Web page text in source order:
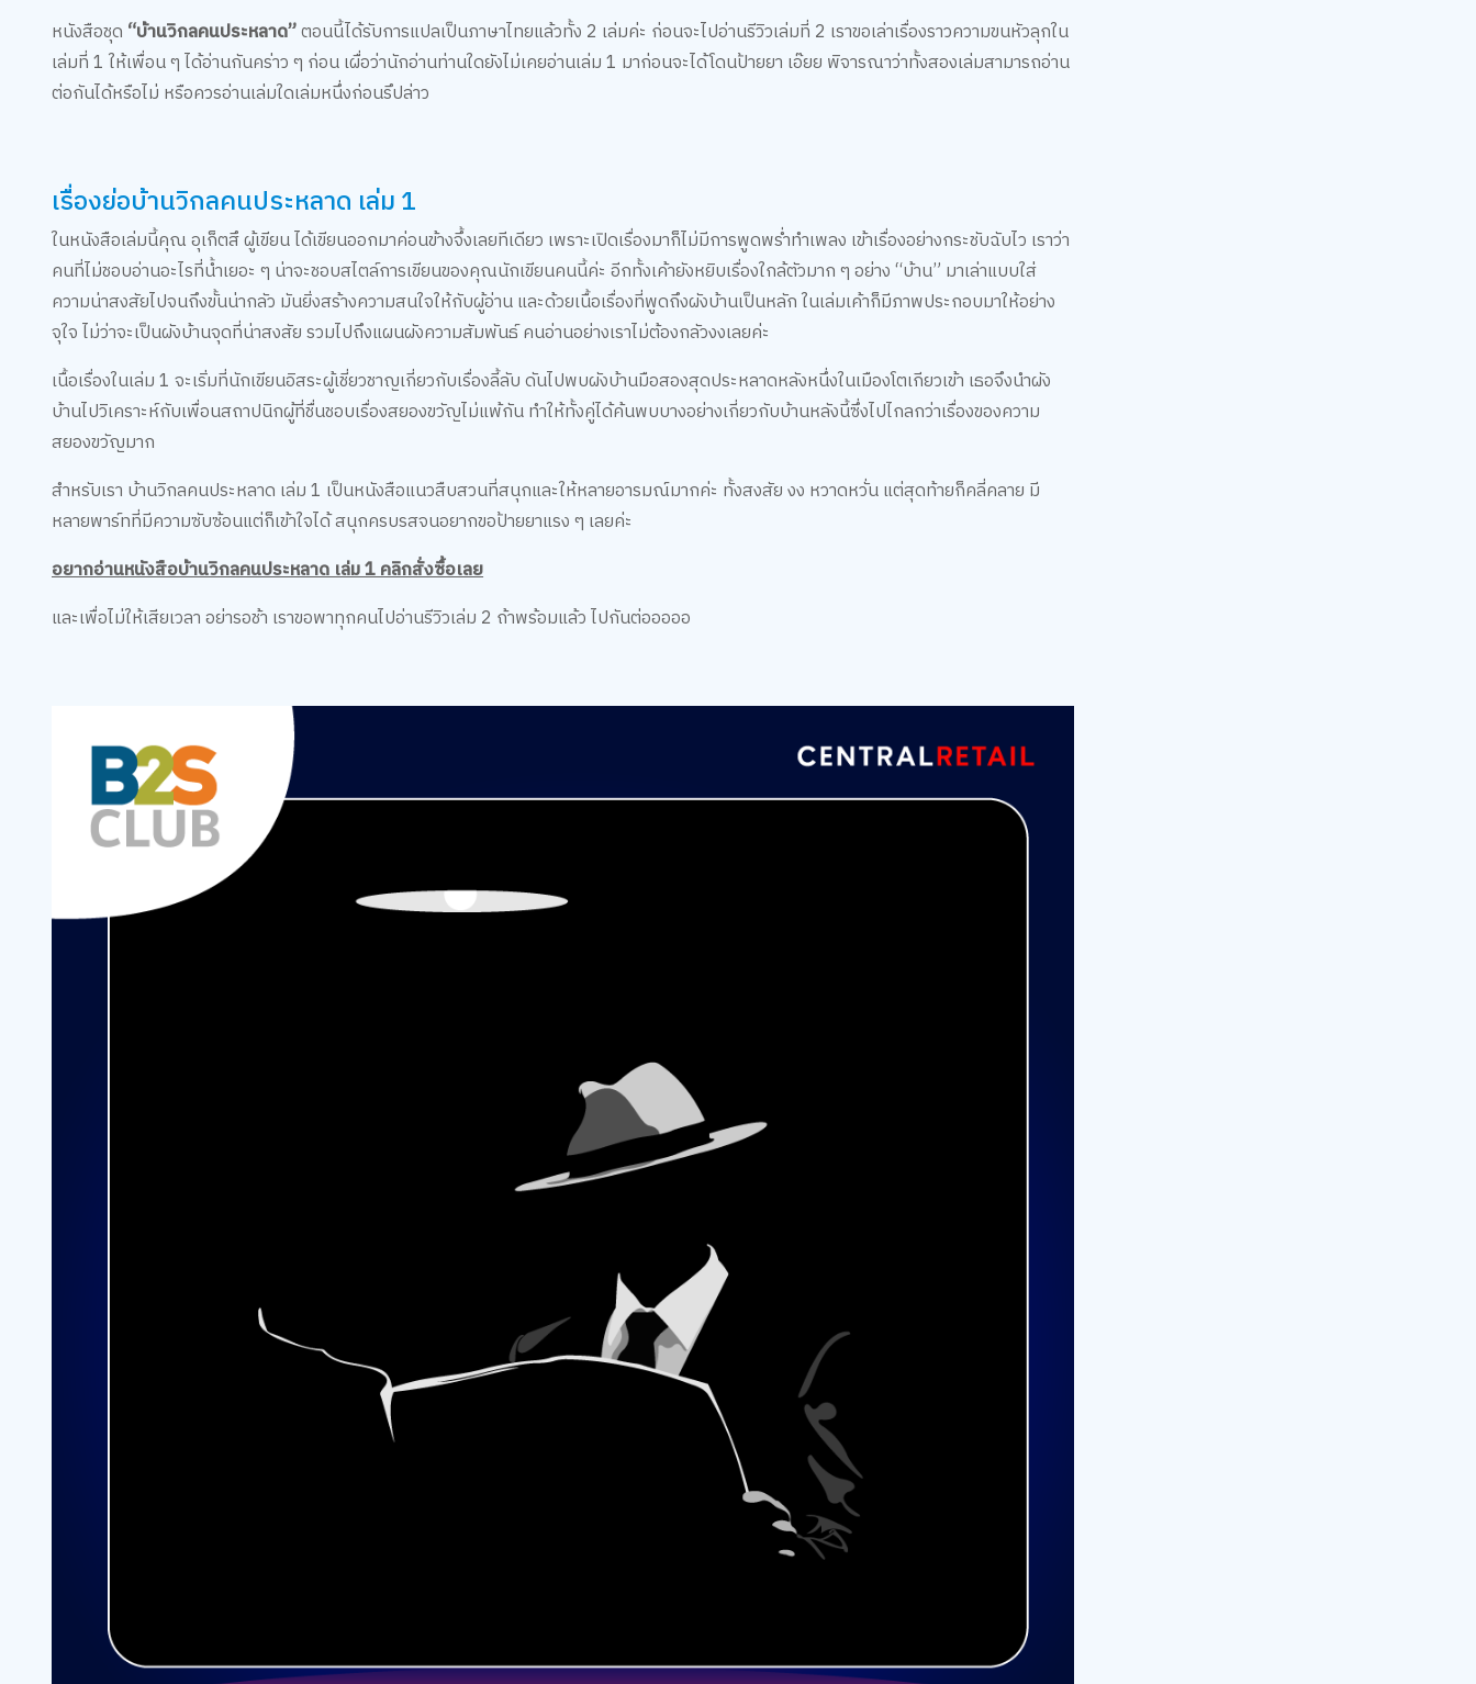
หนังสือชุด “บ้านวิกลคนประหลาด”ตอนนี้ได้รับการแปลเป็นภาษาไทยแล้วทั้ง 2 เล่มค่ะ ก่อนจะไปอ่านรีวิวเล่มที่ 2 เราขอเล่าเรื่องราวความขนหัวลุกใน
เล่มที่ 1 ให้เพื่อน ๆ ได้อ่านกันคร่าว ๆ ก่อน เผื่อว่านักอ่านท่านใดยังไม่เคยอ่านเล่ม 1 มาก่อนจะได้โดนป้ายยา เอ๊ยย พิจารณาว่าทั้งสองเล่มสามารถอ่าน
ต่อกันได้หรือไม่ หรือควรอ่านเล่มใดเล่มหนึ่งก่อนรึปล่าว
เรื่องย่อบ้านวิกลคนประหลาด เล่ม 1
ในหนังสือเล่มนี้คุณ อุเก็ตสึ ผู้เขียน ได้เขียนออกมาค่อนข้างจึ้งเลยทีเดียว เพราะเปิดเรื่องมาก็ไม่มีการพูดพร่ำทำเพลง เข้าเรื่องอย่างกระชับฉับไว เราว่า
คนที่ไม่ชอบอ่านอะไรที่น้ำเยอะ ๆ น่าจะชอบสไตล์การเขียนของคุณนักเขียนคนนี้ค่ะ อีกทั้งเค้ายังหยิบเรื่องใกล้ตัวมาก ๆ อย่าง “บ้าน” มาเล่าแบบใส่
ความน่าสงสัยไปจนถึงขั้นน่ากลัว มันยิ่งสร้างความสนใจให้กับผู้อ่าน และด้วยเนื้อเรื่องที่พูดถึงผังบ้านเป็นหลัก ในเล่มเค้าก็มีภาพประกอบมาให้อย่าง
จุใจ ไม่ว่าจะเป็นผังบ้านจุดที่น่าสงสัย รวมไปถึงแผนผังความสัมพันธ์ คนอ่านอย่างเราไม่ต้องกลัวงงเลยค่ะ
เนื้อเรื่องในเล่ม 1 จะเริ่มที่นักเขียนอิสระผู้เชี่ยวชาญเกี่ยวกับเรื่องลี้ลับ ดันไปพบผังบ้านมือสองสุดประหลาดหลังหนึ่งในเมืองโตเกียวเข้า เธอจึงนำผัง
บ้านไปวิเคราะห์กับเพื่อนสถาปนิกผู้ที่ชื่นชอบเรื่องสยองขวัญไม่แพ้กัน ทำให้ทั้งคู่ได้ค้นพบบางอย่างเกี่ยวกับบ้านหลังนี้ซึ่งไปไกลกว่าเรื่องของความ
สยองขวัญมาก
สำหรับเรา บ้านวิกลคนประหลาด เล่ม 1 เป็นหนังสือแนวสืบสวนที่สนุกและให้หลายอารมณ์มากค่ะ ทั้งสงสัย งง หวาดหวั่น แต่สุดท้ายก็คลี่คลาย มี
หลายพาร์ทที่มีความซับซ้อนแต่ก็เข้าใจได้ สนุกครบรสจนอยากขอป้ายยาแรง ๆ เลยค่ะ
อยากอ่านหนังสือบ้านวิกลคนประหลาด เล่ม 1 คลิกสั่งซื้อเลย
และเพื่อไม่ให้เสียเวลา อย่ารอช้า เราขอพาทุกคนไปอ่านรีวิวเล่ม 2 ถ้าพร้อมแล้ว ไปกันต่อออออ